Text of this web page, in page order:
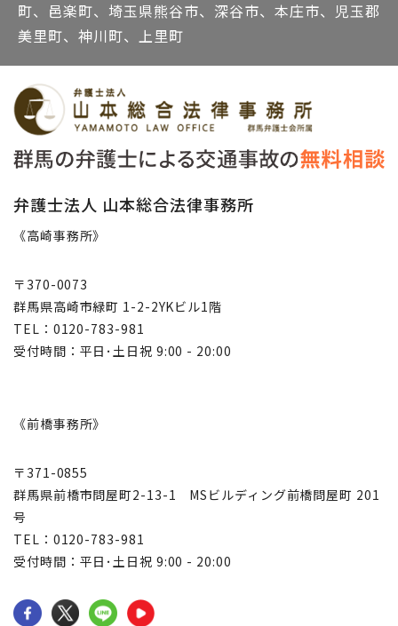
町、邑楽町、埼玉県熊谷市、深谷市、本庄市、児玉郡
美里町、神川町、上里町
弁護士法人 山本総合法律事務所
《高崎事務所》
〒370-0073
群馬県高崎市緑町 1-2-2YKビル1階
TEL：0120-783-981
受付時間：平日･土日祝 9:00 - 20:00
《前橋事務所》
〒371-0855
群馬県前橋市問屋町2-13-1 MSビルディング前橋問屋町 201
号
TEL：0120-783-981
受付時間：平日･土日祝 9:00 - 20:00